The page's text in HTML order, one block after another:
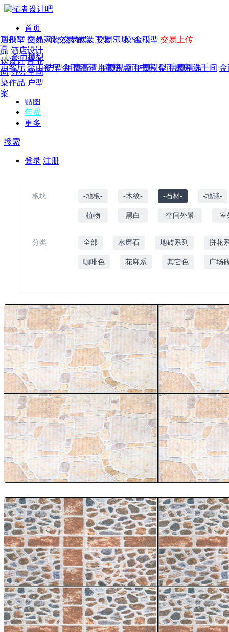
首页
发现
年费 作品 图纸 交易 软装 工装 SU模 金币
年费版块
费图纸 年费户型 年费高清 年费视频 年费模型 年费精选
作品
别墅 国外
酒店设计
设计 商业
办公空间
作品 户型
模型
模型 交易家装 交易软装 交易工装 SU模型 交易上传
金币模型
客厅 金币餐厅 金币卧室 儿童房 金币书房 金币厨房 洗手间 金
CAD
概念
贴图
年费
更多
搜索
登录 注册
板块 -地板- -木纹- -石材- -地毯-
-植物- -黑白- -空间外景- -室
分类 全部 水磨石 地砖系列 拼花
咖啡色 花麻系 其它色 广场